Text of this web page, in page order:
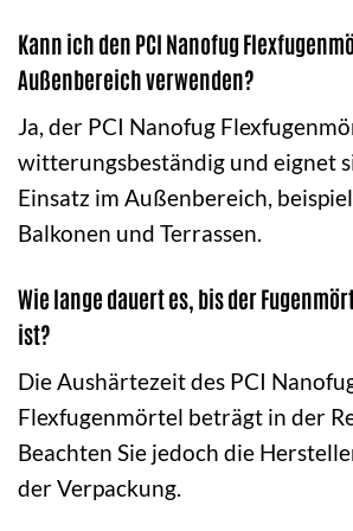
Kann ich den PCI Nanofug
Außenbereich verwenden?
Ja, der PCI Nanofug
witterungsbeständig und eignet
Einsatz im Außenbereich,
Balkonen und Terrassen.
Wie lange dauert es, bis der
ist?
Die Aushärtezeit des PCI
Flexfugenmörtel beträgt in der
Beachten Sie jedoch die
der Verpackung.